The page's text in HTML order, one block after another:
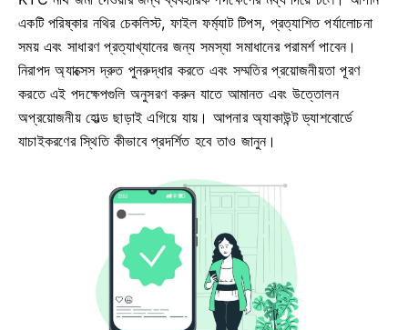
একটি পরিষ্কার নথির চেকলিস্ট, ফাইল ফর্ম্যাট টিপস, প্রত্যাশিত পর্যালোচনা
সময় এবং সাধারণ প্রত্যাখ্যানের জন্য সমস্যা সমাধানের পরামর্শ পাবেন।
নিরাপদ অ্যাক্সেস দ্রুত পুনরুদ্ধার করতে এবং সম্মতির প্রয়োজনীয়তা পূরণ
করতে এই পদক্ষেপগুলি অনুসরণ করুন যাতে আমানত এবং উত্তোলন
অপ্রয়োজনীয় হোল্ড ছাড়াই এগিয়ে যায়। আপনার অ্যাকাউন্ট ড্যাশবোর্ডে
যাচাইকরণের স্থিতি কীভাবে প্রদর্শিত হবে তাও জানুন।